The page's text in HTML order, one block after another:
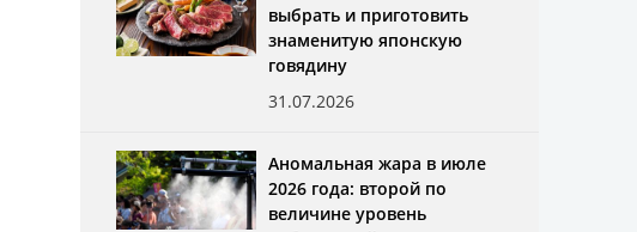
выбрать и приготовить
знаменитую японскую
говядину
31.07.2026
Аномальная жара в июле
2026 года: второй по
величине уровень